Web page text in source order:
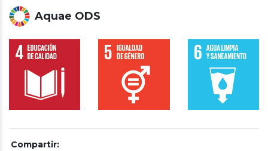
Aquae ODS
Compartir: